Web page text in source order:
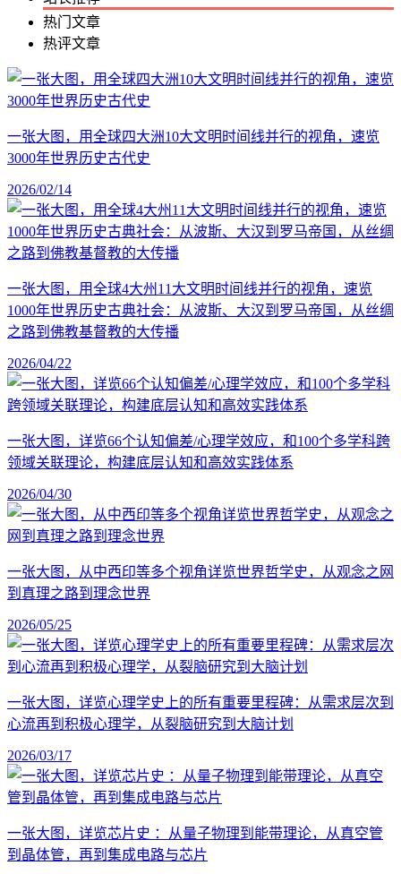
热门文章
热评文章
一张大图，用全球四大洲10大文明时间线并行的视角，速览
3000年世界历史古代史
2026/02/14
一张大图，用全球4大州11大文明时间线并行的视角，速览
1000年世界历史古典社会：从波斯、大汉到罗马帝国，从丝绸
之路到佛教基督教的大传播
2026/04/22
一张大图，详览66个认知偏差/心理学效应，和100个多学科跨
领域关联理论，构建底层认知和高效实践体系
2026/04/30
一张大图，从中西印等多个视角详览世界哲学史，从观念之网
到真理之路到理念世界
2026/05/25
一张大图，详览心理学史上的所有重要里程碑：从需求层次到
心流再到积极心理学，从裂脑研究到大脑计划
2026/03/17
一张大图，详览芯片史 ：从量子物理到能带理论，从真空管
到晶体管，再到集成电路与芯片